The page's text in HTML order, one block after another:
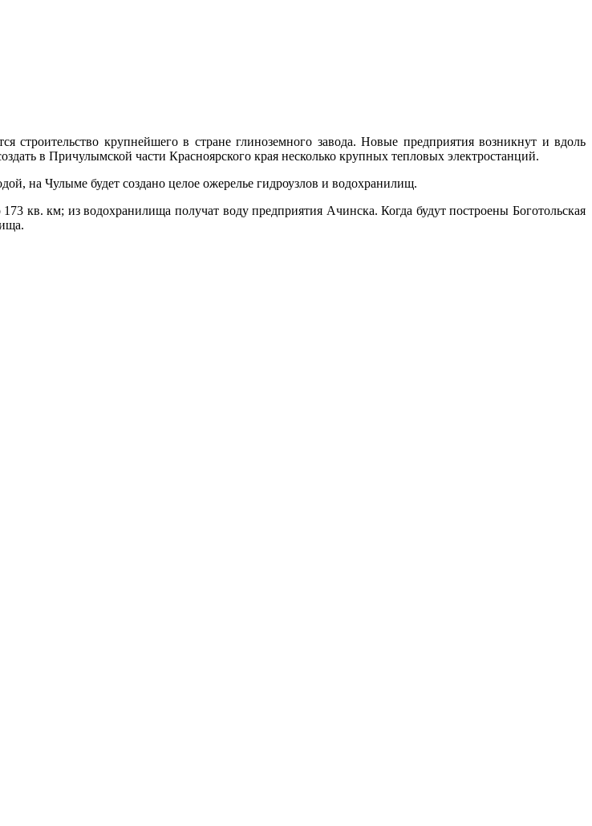
крупнейшего в стра­не глиноземного завода. Новые предприя­тия возникнут и вдоль
в Причулымской части Красноярского края несколько крупных тепловых электростан­ций.
на Чулыме будет создано це­лое ожерелье гидроузлов и водохранилищ.
кв. км; из водохранилища по­лучат воду предприятия Ачинска. Когда будут построены Боготольская